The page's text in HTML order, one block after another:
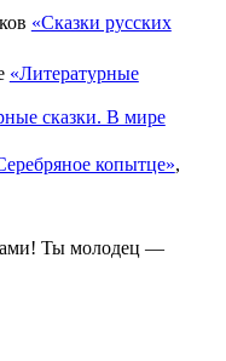
«Сказки русских
«Литературные
сказки. В мире
копытце»,
Ты молодец —